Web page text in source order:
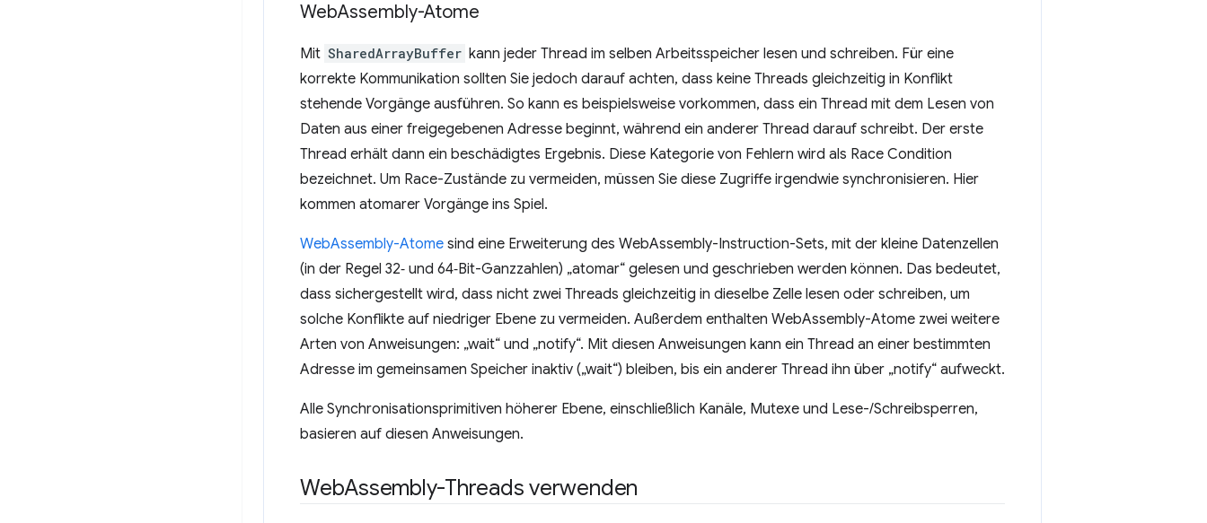
WebAssembly-Atome
Mit SharedArrayBuffer kann jeder Thread im selben Arbeitsspeicher lesen und schreiben. Für eine
korrekte Kommunikation sollten Sie jedoch darauf achten, dass keine Threads gleichzeitig in Konflikt
stehende Vorgänge ausführen. So kann es beispielsweise vorkommen, dass ein Thread mit dem Lesen von
Daten aus einer freigegebenen Adresse beginnt, während ein anderer Thread darauf schreibt. Der erste
Thread erhält dann ein beschädigtes Ergebnis. Diese Kategorie von Fehlern wird als Race Condition
bezeichnet. Um Race-Zustände zu vermeiden, müssen Sie diese Zugriffe irgendwie synchronisieren. Hier
kommen atomarer Vorgänge ins Spiel.
WebAssembly-Atome sind eine Erweiterung des WebAssembly-Instruction-Sets, mit der kleine Datenzellen
(in der Regel 32‑ und 64‑Bit-Ganzzahlen) „atomar“ gelesen und geschrieben werden können. Das bedeutet,
dass sichergestellt wird, dass nicht zwei Threads gleichzeitig in dieselbe Zelle lesen oder schreiben, um
solche Konflikte auf niedriger Ebene zu vermeiden. Außerdem enthalten WebAssembly-Atome zwei weitere
Arten von Anweisungen: „wait“ und „notify“. Mit diesen Anweisungen kann ein Thread an einer bestimmten
Adresse im gemeinsamen Speicher inaktiv („wait“) bleiben, bis ein anderer Thread ihn über „notify“ aufweckt.
Alle Synchronisationsprimitiven höherer Ebene, einschließlich Kanäle, Mutexe und Lese-/Schreibsperren,
basieren auf diesen Anweisungen.
WebAssembly-Threads verwenden